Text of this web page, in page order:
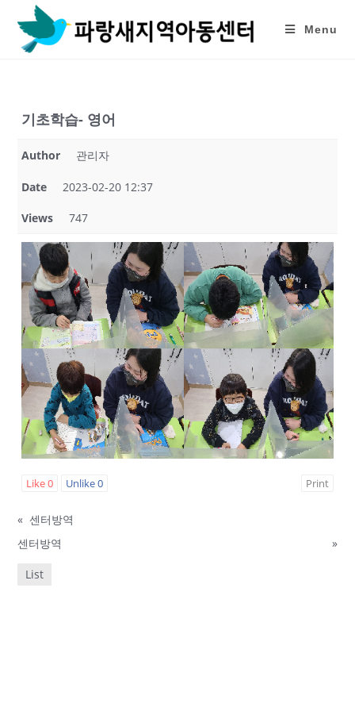
content
Menu
기초학습- 영어
Author 관리자
Date 2023-02-20 12:37
Views 747
Like0 Unlike0 Print
« 센터방역
센터방역
»
List